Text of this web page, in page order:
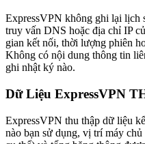
ExpressVPN không ghi lại lịch
truy vấn DNS hoặc địa chỉ IP
gian kết nối, thời lượng phiên
Không có nội dung thông tin
ghi nhật ký nào.
Dữ Liệu ExpressVPN
ExpressVPN thu thập dữ liệu
nào bạn sử dụng, vị trí máy